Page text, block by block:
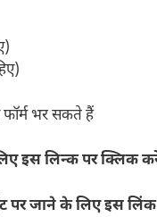
भर सकते हैं
इस लिन्क पर क्लिक
जाने के लिए इस